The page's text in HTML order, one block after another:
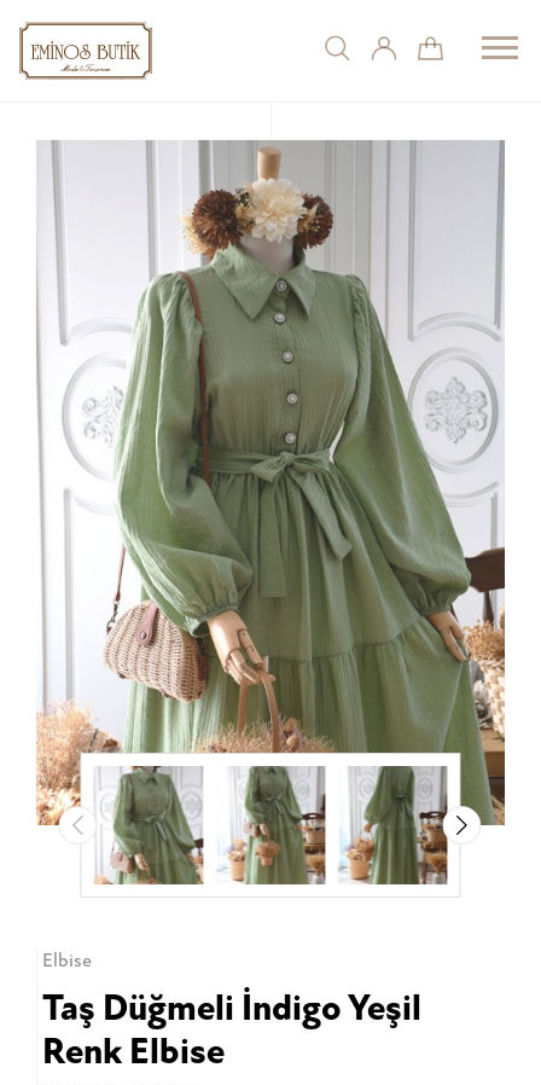
Elbise
Taş Düğmeli İndigo Yeşil
Renk Elbise